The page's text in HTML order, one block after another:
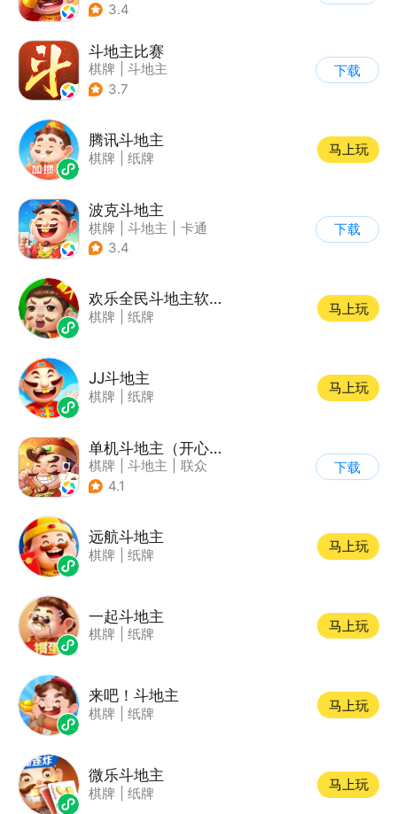
3.4
斗地主比赛
棋牌
斗地主
3.7
下载
腾讯斗地主
棋牌 纸牌
马上玩
波克斗地主
棋牌 斗地主
卡通
| 休闲益智
3.4
下载
欢乐全民斗地主软件 V1.0.0
棋牌 纸牌
马上玩
JJ斗地主
棋牌 纸牌
马上玩
单机斗地主（开心版）
棋牌 斗地主
联众
4.1
下载
远航斗地主
棋牌 纸牌
马上玩
一起斗地主
棋牌 纸牌
马上玩
来吧！斗地主
棋牌 纸牌
马上玩
微乐斗地主
棋牌 纸牌
马上玩